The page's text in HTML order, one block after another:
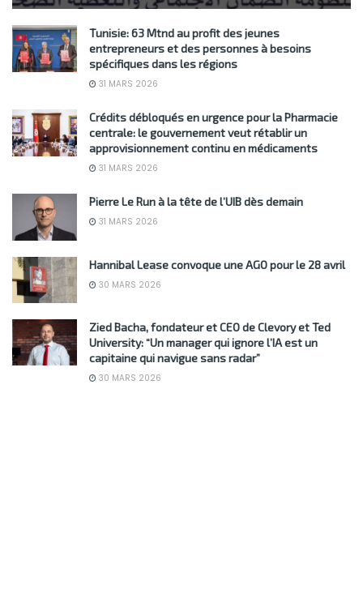
Tunisie: 63 Mtnd au profit des jeunes
entrepreneurs et des personnes à besoins
spécifiques dans les régions
31 MARS 2026
Crédits débloqués en urgence pour la Pharmacie
centrale: le gouvernement veut rétablir un
approvisionnement continu en médicaments
31 MARS 2026
Pierre Le Run à la tête de l’UIB dès demain
31 MARS 2026
Hannibal Lease convoque une AGO pour le 28 avril
30 MARS 2026
Zied Bacha, fondateur et CEO de Clevory et Ted
University: “Un manager qui ignore l’IA est un
capitaine qui navigue sans radar”
30 MARS 2026